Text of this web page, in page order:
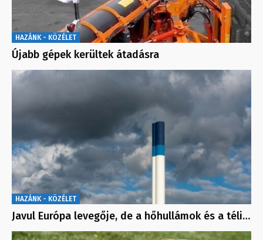
HAZÁNK - KÖZÉLET
Újabb gépek kerültek átadásra
HAZÁNK - KÖZÉLET
Javul Európa levegője, de a hőhullámok és a téli…